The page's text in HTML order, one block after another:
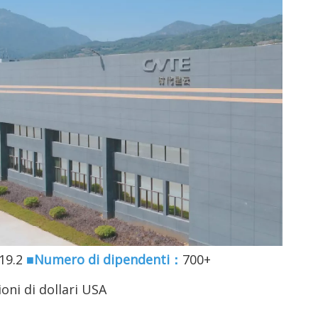
■Numero di dipendenti： 700+
di dollari USA